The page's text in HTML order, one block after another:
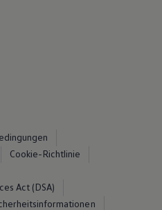
Cookie-Richtlinie
Act (DSA)